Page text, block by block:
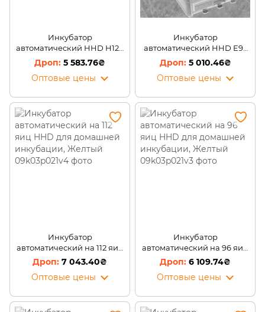
Инкубатор
автоматический HHD H120
(220V)/AN
5 583.76₴
Оптовые цены
Инкубатор
автоматический HHD E92
(220V) с двумя
выдвижными лотками/AN
5 010.46₴
Оптовые цены
Инкубатор
автоматический на 112 яиц
HHD для домашней
инкубации, Желтый
7 043.40₴
Оптовые цены
Инкубатор
автоматический на 96 яиц
HHD для домашней
инкубации, Желтый
6 109.74₴
Оптовые цены